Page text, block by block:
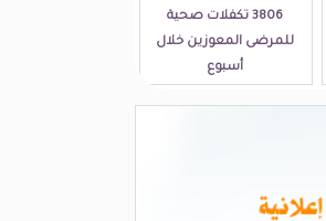
3806 تكفلات صحية
للمرضى المعوزين خلال
أسبوع